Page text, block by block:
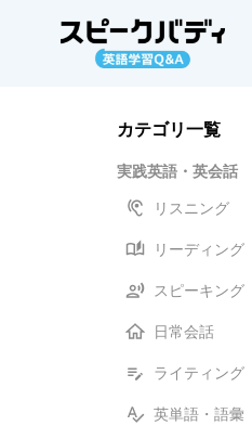
カテゴリ一覧
実践英語・英会話
リスニング
リーディング
スピーキング
日常会話
ライティング
英単語・語彙